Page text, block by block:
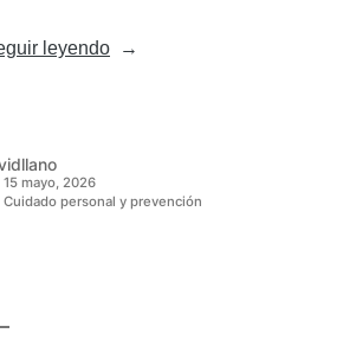
leyendo«Desodorante
protección
15 mayo, 2026
Cuidado personal y prevención